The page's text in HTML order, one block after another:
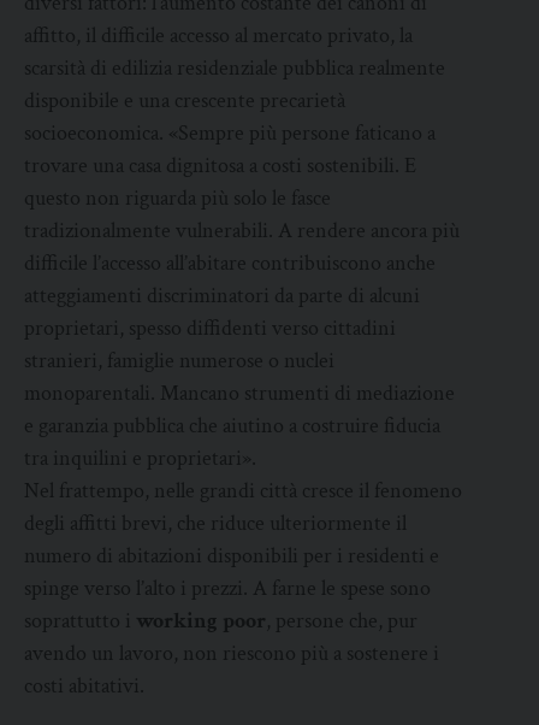
affitto, il difficile accesso al mercato privato, la
scarsità di edilizia residenziale pubblica realmente
disponibile e una crescente precarietà
socioeconomica. «Sempre più persone faticano a
trovare una casa dignitosa a costi sostenibili. E
questo non riguarda più solo le fasce
tradizionalmente vulnerabili. A rendere ancora più
difficile l’accesso all’abitare contribuiscono anche
atteggiamenti discriminatori da parte di alcuni
proprietari, spesso diffidenti verso cittadini
stranieri, famiglie numerose o nuclei
monoparentali. Mancano strumenti di mediazione
e garanzia pubblica che aiutino a costruire fiducia
tra inquilini e proprietari».
Nel frattempo, nelle grandi città cresce il fenomeno
degli affitti brevi, che riduce ulteriormente il
numero di abitazioni disponibili per i residenti e
spinge verso l’alto i prezzi. A farne le spese sono
soprattutto i working poor, persone che, pur
avendo un lavoro, non riescono più a sostenere i
costi abitativi.